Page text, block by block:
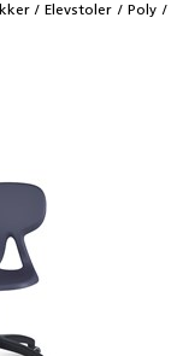
Elevstoler Poly